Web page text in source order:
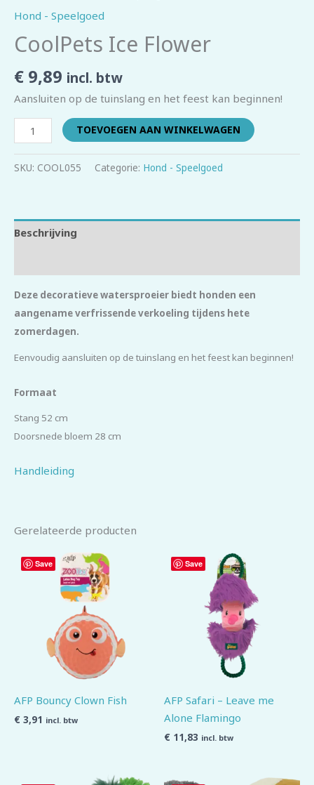
Hond - Speelgoed
CoolPets Ice Flower
€ 9,89 incl. btw
Aansluiten op de tuinslang en het feest kan beginnen!
TOEVOEGEN AAN WINKELWAGEN
SKU: COOL055 Categorie: Hond - Speelgoed
Beschrijving
Deze decoratieve watersproeier biedt honden een
aangename verfrissende verkoeling tijdens hete
zomerdagen.
Eenvoudig aansluiten op de tuinslang en het feest kan beginnen!
Formaat
Stang 52 cm
Doorsnede bloem 28 cm
Handleiding
Gerelateerde producten
Save
AFP Bouncy Clown Fish
€ 3,91 incl. btw
Save
AFP Safari – Leave me
Alone Flamingo
€ 11,83 incl. btw